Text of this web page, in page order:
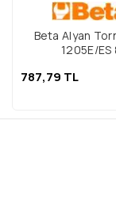
Beta Alyan
1205E/ES
787,79 TL